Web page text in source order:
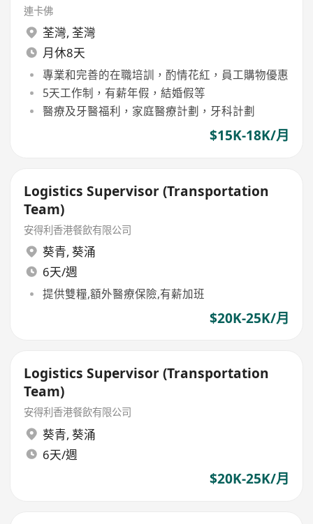
連卡佛
荃灣, 荃灣
月休8天
專業和完善的在職培訓，酌情花紅，員工購物優惠
5天工作制，有薪年假，結婚假等
醫療及牙醫福利，家庭醫療計劃，牙科計劃
$15K-18K/月
Logistics Supervisor (Transportation
Team)
安得利香港餐飲有限公司
葵青, 葵涌
6天/週
提供雙糧,額外醫療保險,有薪加班
$20K-25K/月
Logistics Supervisor (Transportation
Team)
安得利香港餐飲有限公司
葵青, 葵涌
6天/週
$20K-25K/月